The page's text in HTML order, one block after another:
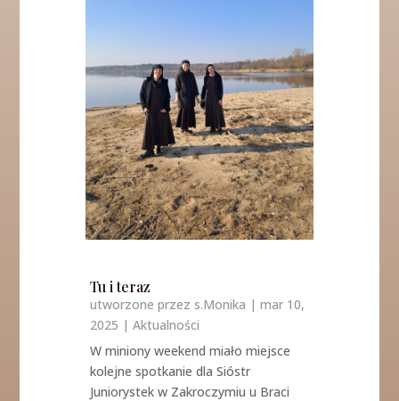
Tu i teraz
utworzone przezs.Monika |mar 10,
2025 |Aktualności
W miniony weekend miało miejsce
kolejne spotkanie dla Sióstr
Juniorystek w Zakroczymiu u Braci